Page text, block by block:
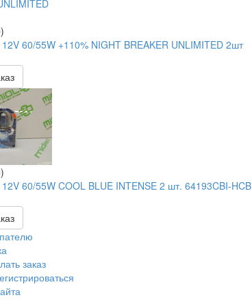
)
60/55W +110% NIGHT BREAKER UNLIMITED 2шт
)
60/55W COOL BLUE INTENSE 2 шт. 64193CBI-HCB
заказ